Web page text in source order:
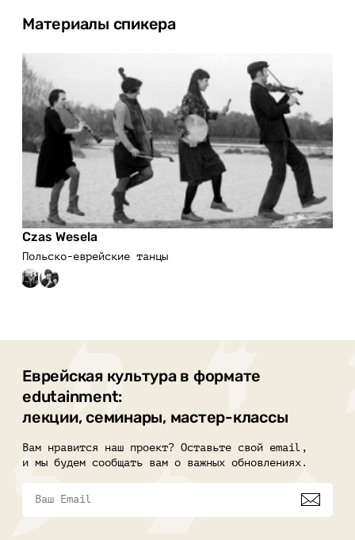
Материалы спикера
Czas Wesela
Польско-еврейские танцы
Еврейская культура в формате
edutainment:
лекции, семинары, мастер-классы
Вам нравится наш проект? Оставьте свой email,
и мы будем сообщать вам о важных обновлениях.